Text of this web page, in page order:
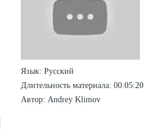
Язык: Русский
Длительность материала: 00:05:20
Автор: Andrey Klimov